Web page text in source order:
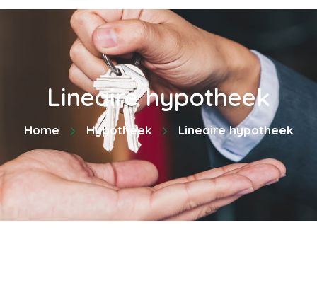
Lineaire hypotheek
Home Hypotheek Lineaire hypotheek